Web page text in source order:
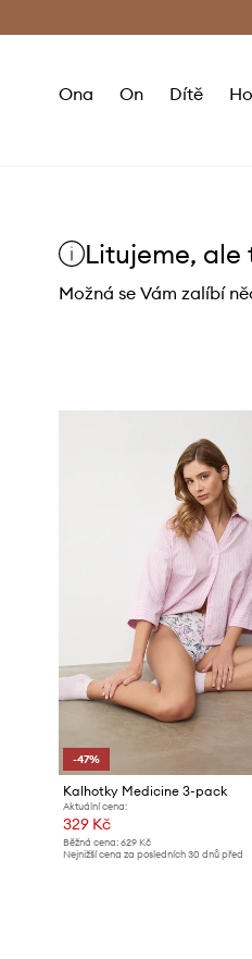
Ona On Dítě
Litujeme, ale
Možná se Vám zalíbí
-47%
Kalhotky Medicine 3-pack
Aktuální cena:
329 Kč
Běžná cena: 629 Kč
Nejnižší cena za posledních 30 dnů před